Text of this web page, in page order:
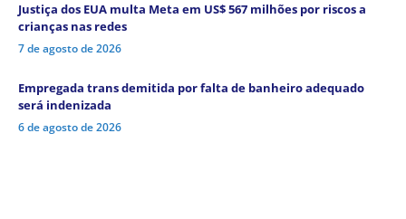
Justiça dos EUA multa Meta em US$ 567 milhões por riscos a
crianças nas redes
7 de agosto de 2026
Empregada trans demitida por falta de banheiro adequado
será indenizada
6 de agosto de 2026